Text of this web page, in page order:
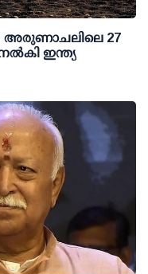
അരുണാചലിലെ 27
ഇന്ത്യ